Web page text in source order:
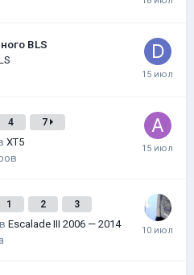
BLS
4 7
XT5
1 2 3
в Escalade III 2006 — 2014